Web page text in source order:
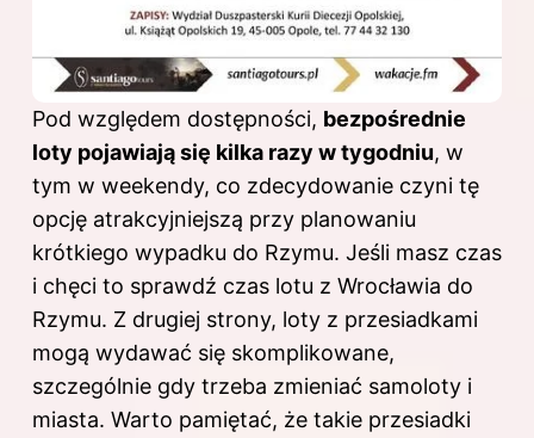
Pod względem dostępności, bezpośrednie
loty pojawiają się kilka razy w tygodniu, w
tym w weekendy, co zdecydowanie czyni tę
opcję atrakcyjniejszą przy planowaniu
krótkiego wypadku do Rzymu. Jeśli masz czas
i chęci to sprawdź czas lotu z Wrocławia do
Rzymu. Z drugiej strony, loty z przesiadkami
mogą wydawać się skomplikowane,
szczególnie gdy trzeba zmieniać samoloty i
miasta. Warto pamiętać, że takie przesiadki